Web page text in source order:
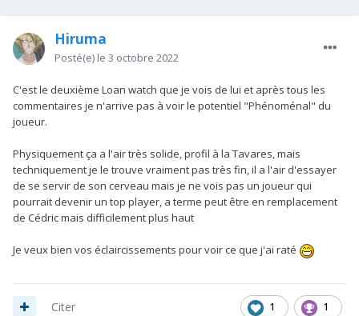
Hiruma
Posté(e) le 3 octobre 2022
C'est le deuxième Loan watch que je vois de lui et après tous les
commentaires je n'arrive pas à voir le potentiel "Phénoménal" du
joueur.
Physiquement ça a l'air très solide, profil à la Tavares, mais
techniquement je le trouve vraiment pas très fin, il a l'air d'essayer
de se servir de son cerveau mais je ne vois pas un joueur qui
pourrait devenir un top player, a terme peut être en remplacement
de Cédric mais difficilement plus haut
Je veux bien vos éclaircissements pour voir ce que j'ai raté
1 1
Citer